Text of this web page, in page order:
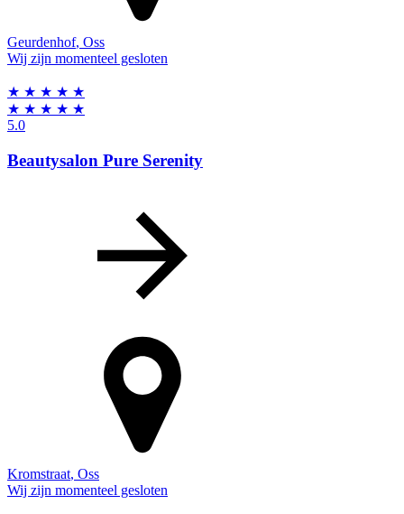
Geurdenhof, Oss
Wij zijn momenteel gesloten
★ ★ ★ ★ ★
★ ★ ★ ★ ★
5.0
Beautysalon Pure Serenity
Kromstraat, Oss
Wij zijn momenteel gesloten